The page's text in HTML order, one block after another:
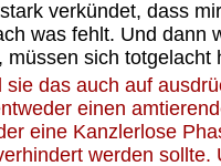
verkündet, dass
was fehlt. Und dann
müssen sich totgelacht
sie das auch auf
einen
eine Kanzlerlose
werden sollte.